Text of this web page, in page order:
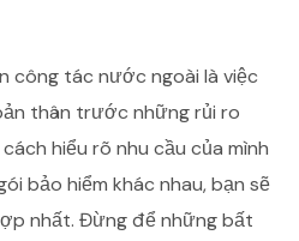
công tác nước ngoài là việc
thân trước những rủi ro
hiểu rõ nhu cầu của mình
bảo hiểm khác nhau, bạn sẽ
nhất. Đừng để những bất